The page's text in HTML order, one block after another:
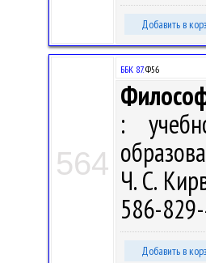
Добавить в
564
ББК 87.Ф56
:
Ч. С.
586-
Добавить в